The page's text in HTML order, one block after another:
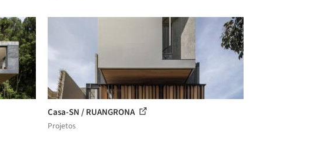
Casa-SN / RUANGRONA
Projetos